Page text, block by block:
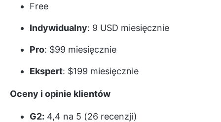
Free
Indywidualny: 9 USD miesięcznie
Pro: $99 miesięcznie
Ekspert: $199 miesięcznie
Oceny i opinie klientów
G2: 4,4 na 5 (26 recenzji)